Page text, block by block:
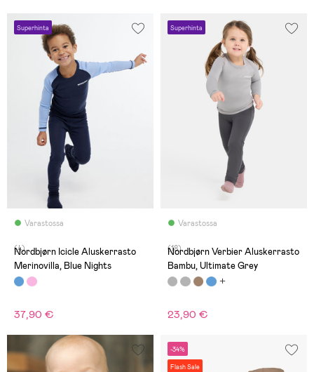
Superhinta
Varastossa
(4)
Nordbjørn Icicle Aluskerrasto
Merinovilla, Blue Nights
37,90 €
Superhinta
Varastossa
(18)
Nordbjørn Verbier Aluskerrasto
Bambu, Ultimate Grey
23,90 €
-34%
Flash Sale